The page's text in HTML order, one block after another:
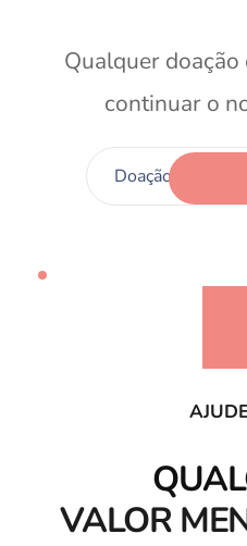
Qualquer
continuar o
Doação única
VALOR